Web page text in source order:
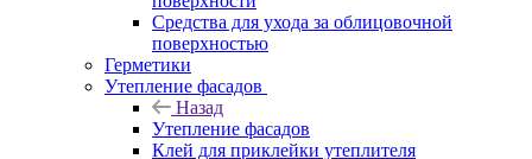
Средства для ухода за облицовочной
поверхностью
Герметики
Утепление фасадов
Назад
Утепление фасадов
Клей для приклейки утеплителя